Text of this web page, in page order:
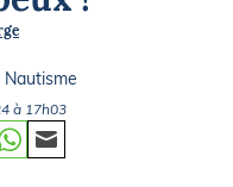
Nautisme
à 17h03